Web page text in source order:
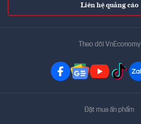
Liên hệ quảng cáo
Theo dõi VnEconomy
Đặt mua ấn phẩm